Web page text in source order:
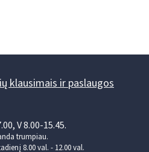
klausimais ir paslaugos
V 8.00-15.45.
trumpiau.
8.00 val. - 12.00 val.